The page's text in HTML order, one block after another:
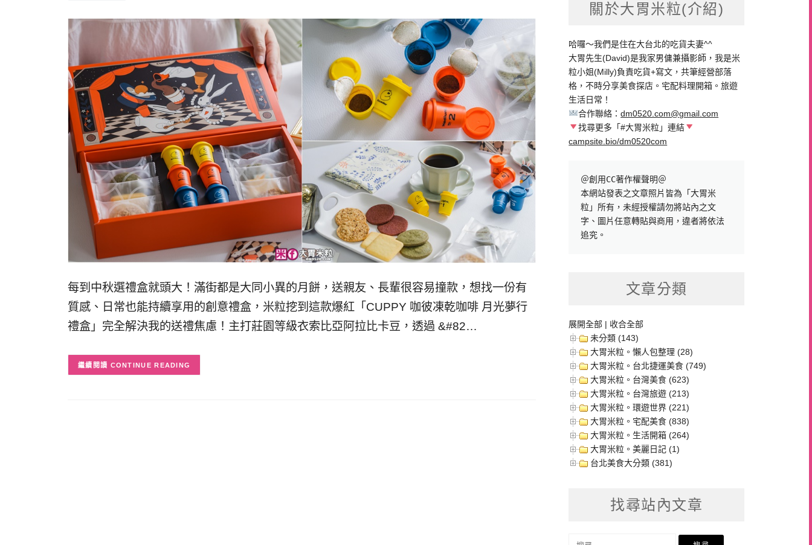
每到中秋選禮盒就頭大！滿街都是大同小異的月餅，送親友、長輩很容易撞款，想找一份有
質感、日常也能持續享用的創意禮盒，米粒挖到這款爆紅「CUPPY 咖彼凍乾咖啡 月光夢行
禮盒」完全解決我的送禮焦慮！主打莊園等級衣索比亞阿拉比卡豆，透過 &#82…
CONTINUE READING
關於大胃米粒(介紹)
哈囉～我們是住在大台北的吃貨夫妻^^
大胃先生(David)是我家男傭兼攝影師，我是米
粒小姐(Milly)負責吃貨+寫文，共筆經營部落
格，不時分享美食探店。宅配料理開箱。旅遊
生活日常！
合作聯絡：dm0520.com@gmail.com
找尋更多「#大胃米粒」連結
campsite.bio/dm0520com
＠創用CC著作權聲明＠
本網站發表之文章照片皆為「大胃米
粒」所有，未經授權請勿將站內之文
字、圖片任意轉貼與商用，違者將依法
追究。
文章分類
展開全部 | 收合全部
未分類 (143)
大胃米粒。懶人包整理 (28)
大胃米粒。台北捷運美食 (749)
大胃米粒。台灣美食 (623)
大胃米粒。台灣旅遊 (213)
大胃米粒。環遊世界 (221)
大胃米粒。宅配美食 (838)
大胃米粒。生活開箱 (264)
大胃米粒。美麗日記 (1)
台北美食大分類 (381)
找尋站內文章